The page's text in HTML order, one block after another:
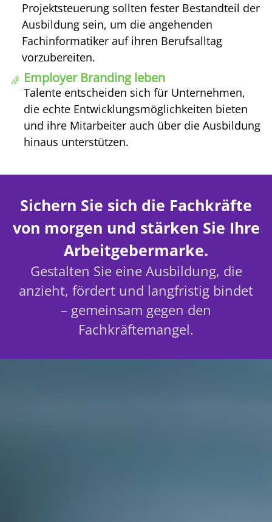
Projektsteuerung sollten fester Bestandteil der
Ausbildung sein, um die angehenden
Fachinformatiker auf ihren Berufsalltag
vorzubereiten.
Employer Branding leben
Talente entscheiden sich für Unternehmen,
die echte Entwicklungsmöglichkeiten bieten
und ihre Mitarbeiter auch über die Ausbildung
hinaus unterstützen.
Sichern Sie sich die Fachkräfte
von morgen und stärken Sie Ihre
Arbeitgebermarke.
Gestalten Sie eine Ausbildung, die
anzieht, fördert und langfristig bindet
– gemeinsam gegen den
Fachkräftemangel.